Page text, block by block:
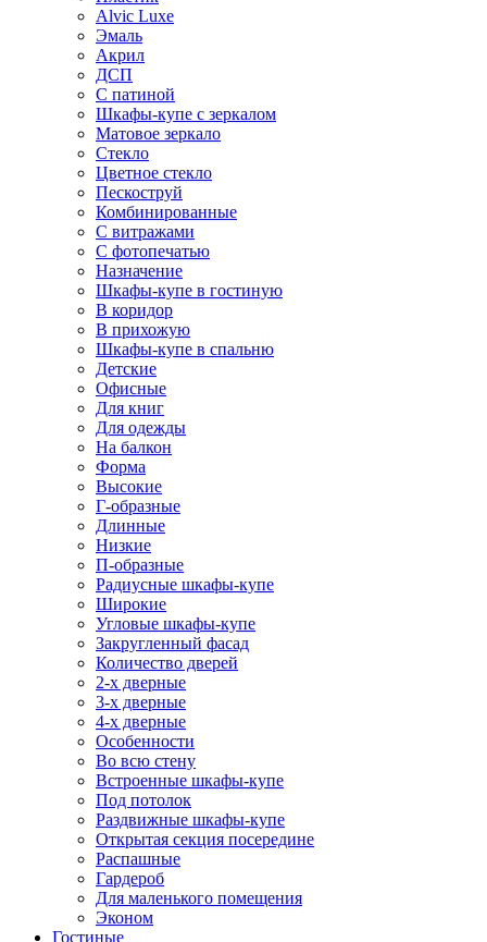
Alvic Luxe
Эмаль
Акрил
ДСП
С патиной
Шкафы-купе с зеркалом
Матовое зеркало
Стекло
Цветное стекло
Пескоструй
Комбинированные
С витражами
С фотопечатью
Назначение
Шкафы-купе в гостиную
В коридор
В прихожую
Шкафы-купе в спальню
Детские
Офисные
Для книг
Для одежды
На балкон
Форма
Высокие
Г-образные
Длинные
Низкие
П-образные
Радиусные шкафы-купе
Широкие
Угловые шкафы-купе
Закругленный фасад
Количество дверей
2-х дверные
3-х дверные
4-х дверные
Особенности
Во всю стену
Встроенные шкафы-купе
Под потолок
Раздвижные шкафы-купе
Открытая секция посередине
Распашные
Гардероб
Для маленького помещения
Эконом
Гостиные